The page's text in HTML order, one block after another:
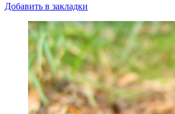
Добавить в закладки